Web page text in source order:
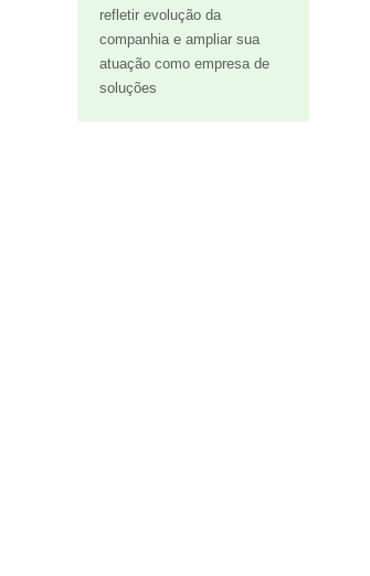
refletir evolução da
companhia e ampliar sua
atuação como empresa de
soluções